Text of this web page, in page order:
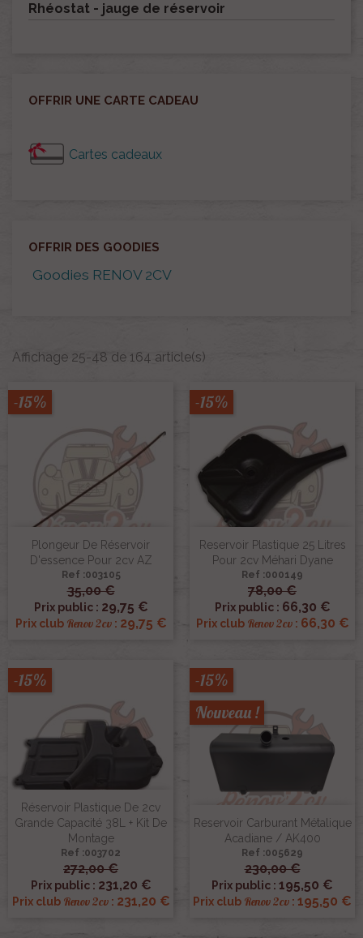
Rhéostat - jauge de réservoir
OFFRIR UNE CARTE CADEAU
Cartes cadeaux
OFFRIR DES GOODIES
Goodies RENOV 2CV
Affichage 25-48 de 164 article(s)
Plongeur De Réservoir
D'essence Pour 2cv AZ
Ref :003105
35,00 €
Prix public : 29,75 €
Prix club Renov 2cv: 29,75 €
-15%
Reservoir Plastique 25 Litres
Pour 2cv Méhari Dyane
Ref :000149
78,00 €
Prix public : 66,30 €
Prix club Renov 2cv: 66,30 €
-15%
Réservoir Plastique De 2cv
Grande Capacité 38L + Kit De
Montage
Ref :003702
272,00 €
Prix public : 231,20 €
Prix club Renov 2cv: 231,20 €
-15%
Reservoir Carburant Métalique
Acadiane / AK400
Ref :005629
230,00 €
Prix public : 195,50 €
Prix club Renov 2cv : 195,50 €
-15%
Nouveau !